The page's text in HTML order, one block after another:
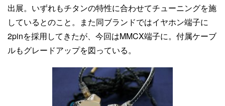
出展。いずれもチタンの特性に合わせてチューニングを施
しているとのこと。また同ブランドではイヤホン端子に
2pinを採用してきたが、今回はMMCX端子に。付属ケーブ
ルもグレードアップを図っている。